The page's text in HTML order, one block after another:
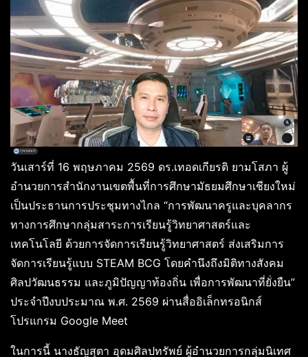
วันเสาร์ที่ 16 พฤษภาคม 2569 ดร.เทอดเกียรติ ยามโสภา ผู้
อำนวยการสำนักงานเขตพื้นที่การศึกษามัธยมศึกษาเชียงใหม่
เป็นประธานการประชุมทางไกล “การพัฒนาครูและบุคลากร
ทางการศึกษากลุ่มสาระการเรียนรู้วิทยาศาสตร์และ
เทคโนโลยี ด้วยการจัดการเรียนรู้วิทยาศาสตร์ ส่งเสริมการ
จัดการเรียนรู้แบบ STEAM BCG โดยคำนึงถึงมิติทางสังคม
ศิลปวัฒนธรรม และภูมิปัญญาท้องถิ่น เพื่อการพัฒนาที่ยั่งยืน”
ประจำปีงบประมาณ พ.ศ. 2569 ผ่านสื่ออิเล็กทรอนิกส์
โปรแกรม Google Meet
ในการนี้ นางธัญสุตา อุดมศิลปทรัพย์ ผู้อำนวยการกลุ่มนิเทศ